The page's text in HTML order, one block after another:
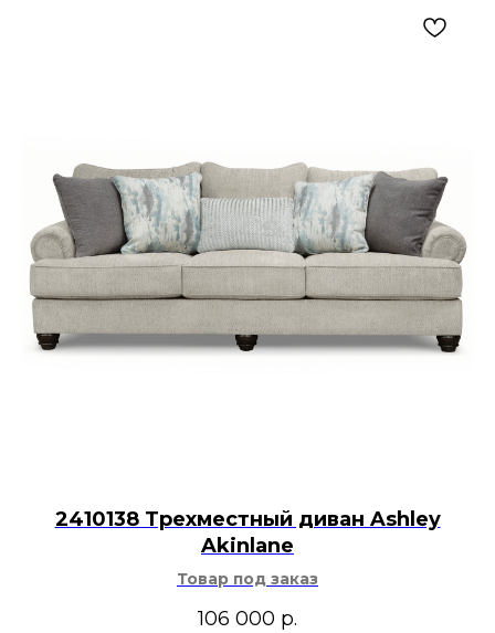
2410138 Трехместный диван Ashley
Akinlane
Товар под заказ
106 000 р.